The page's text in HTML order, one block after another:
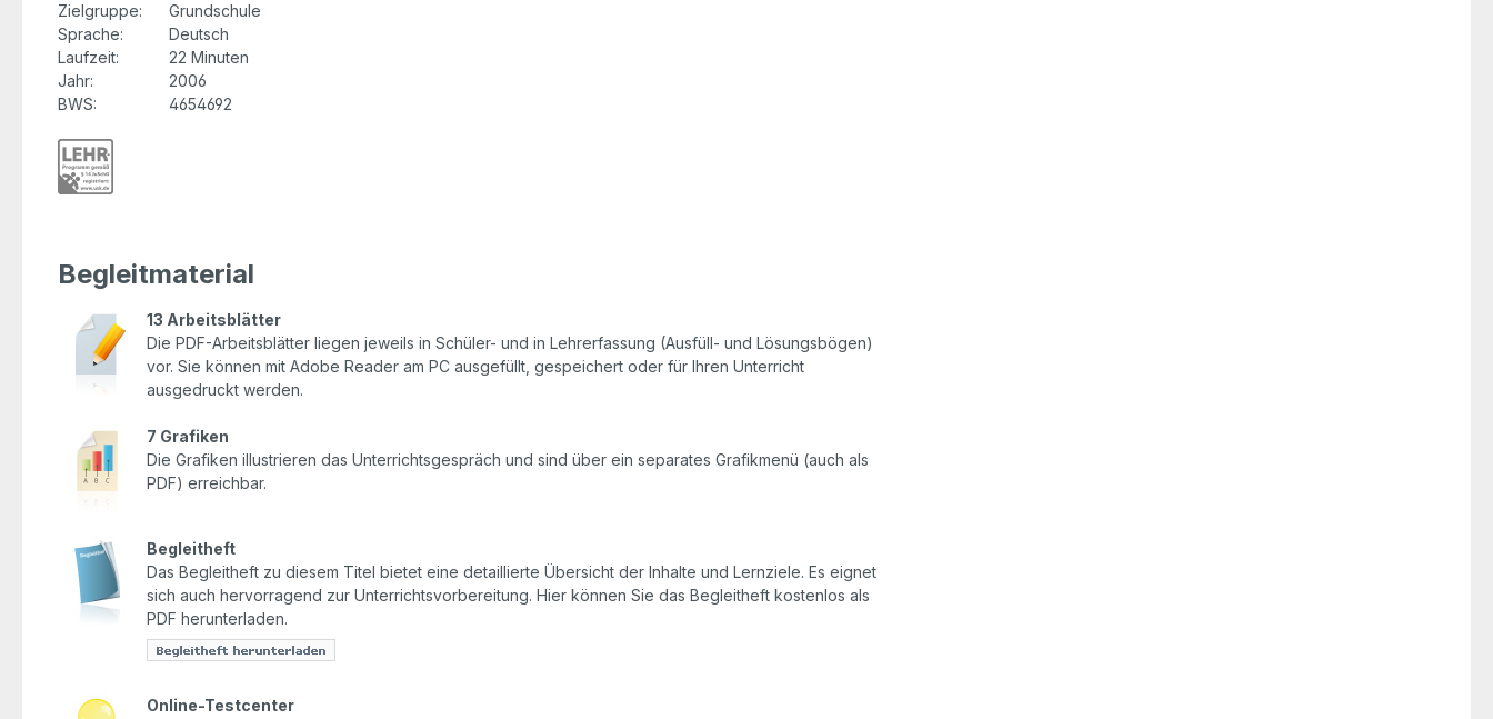
Zielgruppe:
Grundschule
Sprache:
Deutsch
Laufzeit:
22 Minuten
Jahr:
2006
BWS:
4654692
Begleitmaterial
13 Arbeitsblätter
Die PDF-Arbeitsblätter liegen jeweils in Schüler- und in Lehrerfassung (Ausfüll- und Lösungsbögen)
vor. Sie können mit Adobe Reader am PC ausgefüllt, gespeichert oder für Ihren Unterricht
ausgedruckt werden.
7 Grafiken
Die Grafiken illustrieren das Unterrichtsgespräch und sind über ein separates Grafikmenü (auch als
PDF) erreichbar.
Begleitheft
Das Begleitheft zu diesem Titel bietet eine detaillierte Übersicht der Inhalte und Lernziele. Es eignet
sich auch hervorragend zur Unterrichtsvorbereitung. Hier können Sie das Begleitheft kostenlos als
PDF herunterladen.
Online-Testcenter